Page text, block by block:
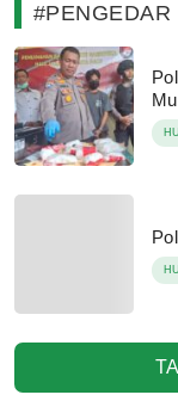
#PENGEDAR